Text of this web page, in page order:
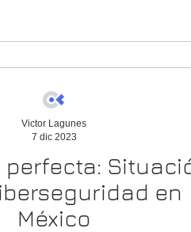
perfecta:
en
México
Victor Lagunes
7 dic 2023